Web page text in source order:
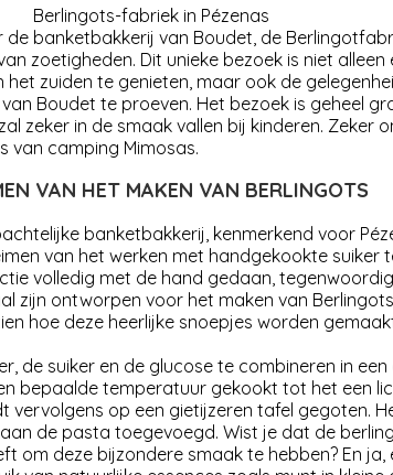
Berlingots-fabriek in Pézenas
banketbakkerij van Boudet, de
zoetigheden. Dit unieke bezoek is niet alleen
het zuiden te genieten, maar ook de
Boudet te proeven. Het bezoek is geheel
zeker in de smaak vallen bij kinderen. Zeker
van camping Mimosas.
VAN HET MAKEN VAN BERLINGOTS
banketbakkerij, kenmerkend voor
van het werken met handgekookte suiker
volledig met de hand gedaan,
zijn ontworpen voor het maken van
hoe deze heerlijke snoepjes worden
de suiker en de glucose te combineren in
bepaalde temperatuur gekookt tot het een
vervolgens op een gietijzeren tafel gegoten.
de pasta toegevoegd. Wist je dat de
om deze bijzondere smaak te hebben? En ja,